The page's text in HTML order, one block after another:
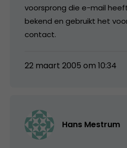
voorsprong die e-mail
bekend en gebruikt het
contact.
22 maart 2005 om 10:34
Hans Mestrum